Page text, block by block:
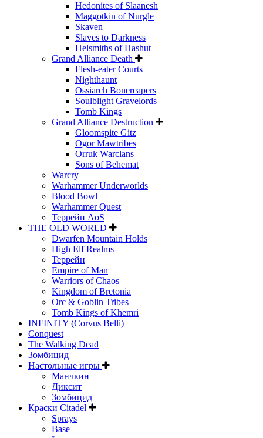
Hedonites of Slaanesh
Maggotkin of Nurgle
Skaven
Slaves to Darkness
Helsmiths of Hashut
Grand Alliance Death
Flesh-eater Courts
Nighthaunt
Ossiarch Bonereapers
Soulblight Gravelords
Tomb Kings
Grand Alliance Destruction
Gloomspite Gitz
Ogor Mawtribes
Orruk Warclans
Sons of Behemat
Warcry
Warhammer Underworlds
Blood Bowl
Warhammer Quest
Террейн AoS
THE OLD WORLD
Dwarfen Mountain Holds
High Elf Realms
Террейн
Empire of Man
Warriors of Chaos
Kingdom of Bretonia
Orc & Goblin Tribes
Tomb Kings of Khemri
INFINITY (Corvus Belli)
Conquest
The Walking Dead
Зомбицид
Настольные игры
Манчкин
Диксит
Зомбицид
Краски Citadel
Sprays
Base